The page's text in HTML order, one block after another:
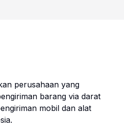
perusahaan yang
barang via darat
mobil dan alat